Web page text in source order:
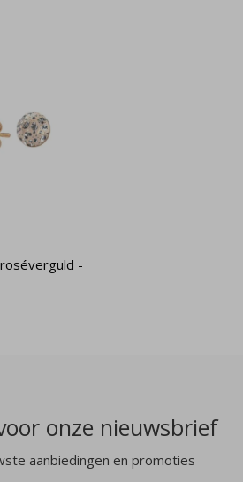
-
onze nieuwsbrief
aanbiedingen en promoties